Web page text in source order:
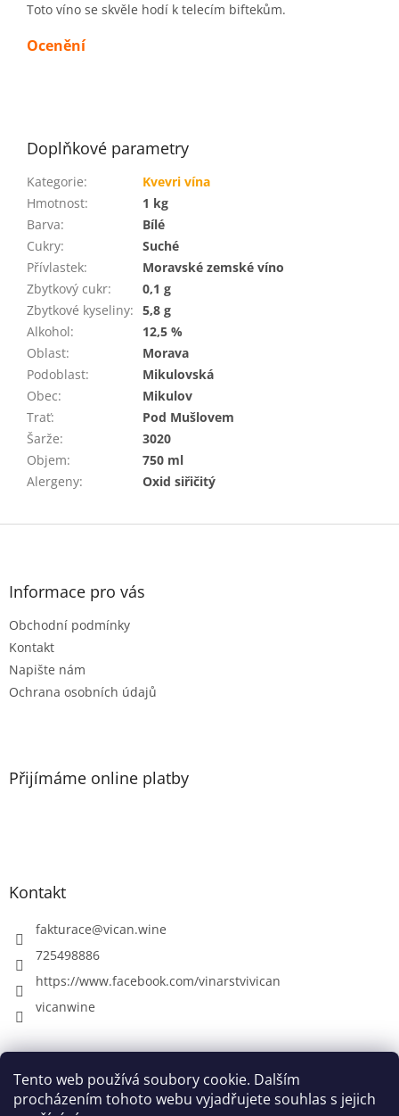
Tento web používá soubory cookie. Dalším
procházením tohoto webu vyjadřujete souhlas s jejich
Toto víno se skvěle hodí k telecím biftekům.
Ocenění
Doplňkové parametry
Kategorie:
Kvevri vína
Hmotnost:
1 kg
Barva:
Bílé
Cukry:
Suché
Přívlastek:
Moravské zemské víno
Zbytkový cukr:
0,1 g
Zbytkové kyseliny: 5,8 g
Alkohol:
12,5 %
Oblast:
Morava
Podoblast:
Mikulovská
Obec:
Mikulov
Trať:
Pod Mušlovem
Šarže:
3020
Objem:
750 ml
Alergeny: Oxid siřičitý
Z
Informace pro vás
Obchodní podmínky
Kontakt
Napište nám
Ochrana osobních údajů
Přijímáme online platby
Kontakt
fakturace@vican.wine
725498886
https://www.facebook.com/vinarstvivican
vicanwine